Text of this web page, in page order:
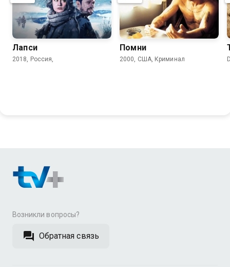
Лапси
2018, Россия,
Помни
2000, США, Криминал
Возникли вопросы?
Обратная связь